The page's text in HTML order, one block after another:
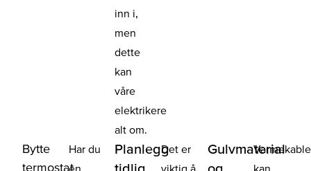
inn i,
men
dette
kan
våre
elektrikere
alt om.
Bytte
termostat
Har du
en
PlanleggDet er
viktig å
Gulvmaterial
kan